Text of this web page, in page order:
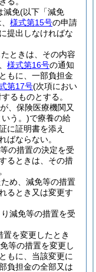
減免(以下「減免
様式第15号の申請
提出しなければな
ときは、その内容
様式第16号の通知
もに、一部負担金
第17号(次項におい
るものとする。
、保険医療機関又
う。)で療養の給
に証明書を添え
ばならない。
の措置の決定を受
るときは、その措
め、減免等の措置
るとき又は変更す
減免等の措置を受
を変更したとき
等の措置を変更し
もに、当該変更に
負担金の全部又は